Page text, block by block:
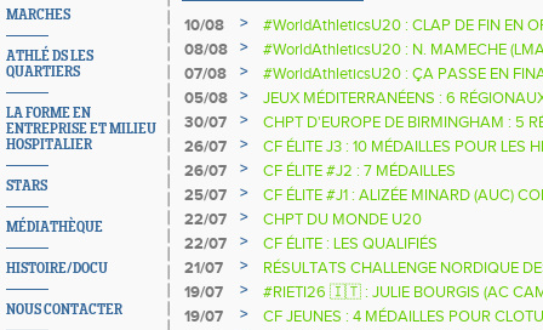
MARCHES
ATHLÉ DS LES
QUARTIERS
LA FORME EN
ENTREPRISE ET MILIEU
HOSPITALIER
STARS
MÉDIATHÈQUE
HISTOIRE/DOCU
NOUS CONTACTER
10/08 >
#WorldAthleticsU20 : CLAP DE FIN EN
08/08
>
#WorldAthleticsU20 : N. MAMECHE
07/08
>
#WorldAthleticsU20 : ÇA PASSE EN
SAUTEURS
05/08 >
JEUX MÉDITERRANÉENS : 6
30/07
>
CHPT D'EUROPE DE BIRMINGHAM : 5
26/07
>
CF ÉLITE J3 : 10 MÉDAILLES POUR LES
26/07
>
CF ÉLITE #J2 : 7 MÉDAILLES
25/07
>
CF ÉLITE #J1 : ALIZÉE MINARD (AUC)
NATIONALE
22/07 >
CHPT DU MONDE U20
22/07
>
CF ÉLITE : LES QUALIFIÉS
21/07
>
RÉSULTATS CHALLENGE NORDIQUE
2025 2026
19/07 >
#RIETI26 🇮🇹 : JULIE BOURGIS (AC
D'EUROPE U18 DE LA PERCHE
19/07 >
CF JEUNES : 4 MÉDAILLES POUR